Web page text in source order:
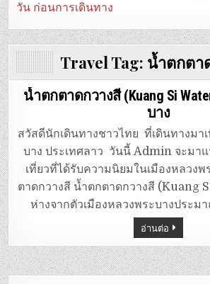
วัน ก่อนการเดินทาง
Travel Tag: น้ำตกตา
น้ำตกตาดกวางสี (Kuang Si
บาง
สวัสดีนักเดินทางชาวไทย ที่เดินทางมา
บาง ประเทศลาว วันนี้ Admin จะมา
เที่ยวที่ได้รับความนิยมในเมืองหลวง
ตาดกวางสี น้ำตกตาดกวางสี (Kuang
ห่างจากตัวเมืองหลวงพระบางประม
อ่านต่อ